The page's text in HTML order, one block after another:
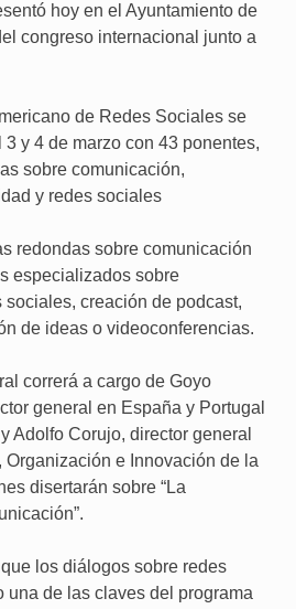
hoy en el Ayuntamiento de
congreso internacional junto a
de Redes Sociales se
y 4 de marzo con 43 ponentes,
sobre comunicación,
y redes sociales
redondas sobre comunicación
especializados sobre
creación de podcast,
de ideas o videoconferencias.
correrá a cargo de Goyo
general en España y Portugal
Adolfo Corujo, director general
Organización e Innovación de la
disertarán sobre “La
los diálogos sobre redes
de las claves del programa